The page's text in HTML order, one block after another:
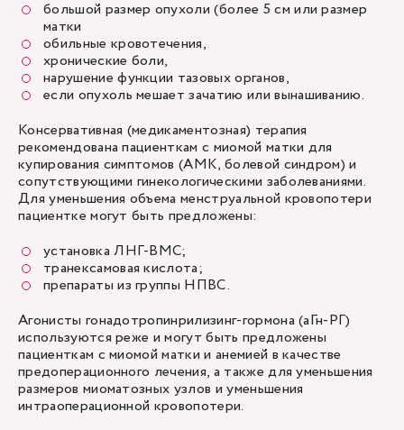
большой размер опухоли (более 5 см или размер
матки
обильные кровотечения,
хронические боли,
нарушение функции тазовых органов,
если опухоль мешает зачатию или вынашиванию.
Консервативная (медикаментозная) терапия
рекомендована пациенткам с миомой матки для
купирования симптомов (АМК, болевой синдром) и
сопутствующими гинекологическими заболеваниями.
Для уменьшения объема менструальной кровопотери
пациентке могут быть предложены:
установка ЛНГ-ВМС;
транексамовая кислота;
препараты из группы НПВС.
Агонисты гонадотропинрилизинг-гормона (аГн-РГ)
используются реже и могут быть предложены
пациенткам с миомой матки и анемией в качестве
предоперационного лечения, а также для уменьшения
размеров миоматозных узлов и уменьшения
интраоперационной кровопотери.